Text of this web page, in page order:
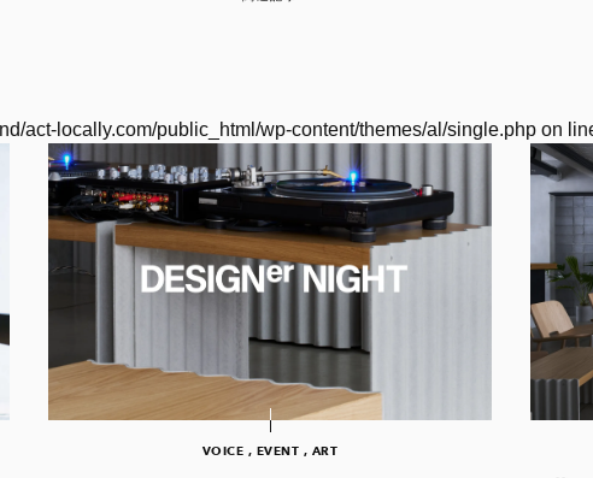
act-locally.com/public_html/wp-content/themes/al/single.phpon
VOICE , EVENT , ART